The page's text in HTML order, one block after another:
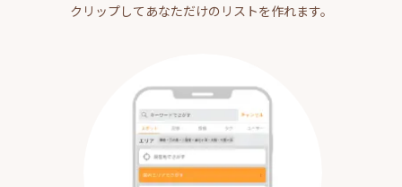
クリップしてあなただけのリストを作れます。